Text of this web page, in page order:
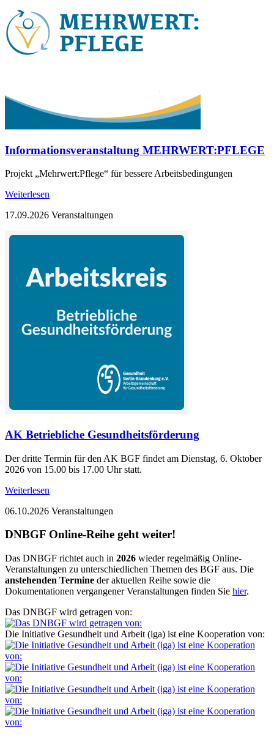
Informationsveranstaltung MEHRWERT:PFLEGE
Projekt „Mehrwert:Pflege“ für bessere Arbeitsbedingungen
Weiterlesen
17.09.2026 Veranstaltungen
AK Betriebliche Gesundheitsförderung
Der dritte Termin für den AK BGF findet am Dienstag, 6. Oktober
2026 von 15.00 bis 17.00 Uhr statt.
Weiterlesen
06.10.2026 Veranstaltungen
DNBGF Online-Reihe geht weiter!
Das DNBGF richtet auch in 2026 wieder regelmäßig Online-
Veranstaltungen zu unterschiedlichen Themen des BGF aus. Die
anstehenden Termine der aktuellen Reihe sowie die
Dokumentationen vergangener Veranstaltungen finden Sie hier.
Das DNBGF wird getragen von:
Die Initiative Gesundheit und Arbeit (iga) ist eine Kooperation von: